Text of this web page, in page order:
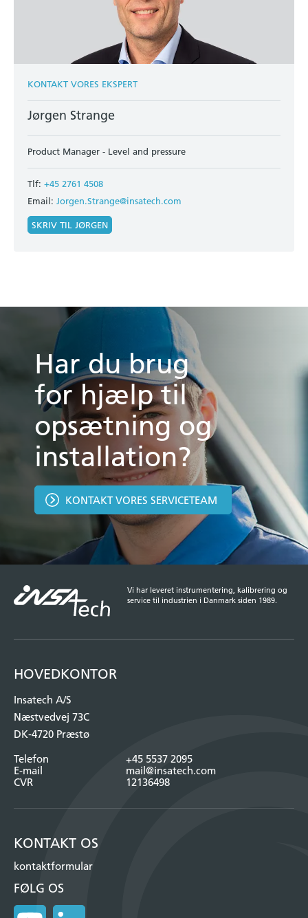
KONTAKT VORES EKSPERT
Jørgen Strange
Product Manager - Level and pressure
Tlf: +45 2761 4508
Email: Jorgen.Strange@insatech.com
SKRIV TIL JØRGEN
Har du brug
for hjælp til
opsætning og
installation?
KONTAKT VORES SERVICETEAM
Vi har leveret instrumentering, kalibrering og
service til industrien i Danmark siden 1989.
HOVEDKONTOR
Insatech A/S
Næstvedvej 73C
DK-4720 Præstø
Telefon
+45 5537 2095
E-mail
mail@insatech.com
CVR
12136498
KONTAKT OS
kontaktformular
FØLG OS